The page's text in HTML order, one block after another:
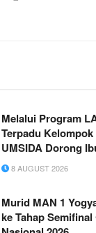
Melalui Program
Terpadu Kelompok
UMSIDA Dorong
Aisyiyah
Menjadi Peluang
8 AUGUST 2026
Murid MAN 1
ke Tahap